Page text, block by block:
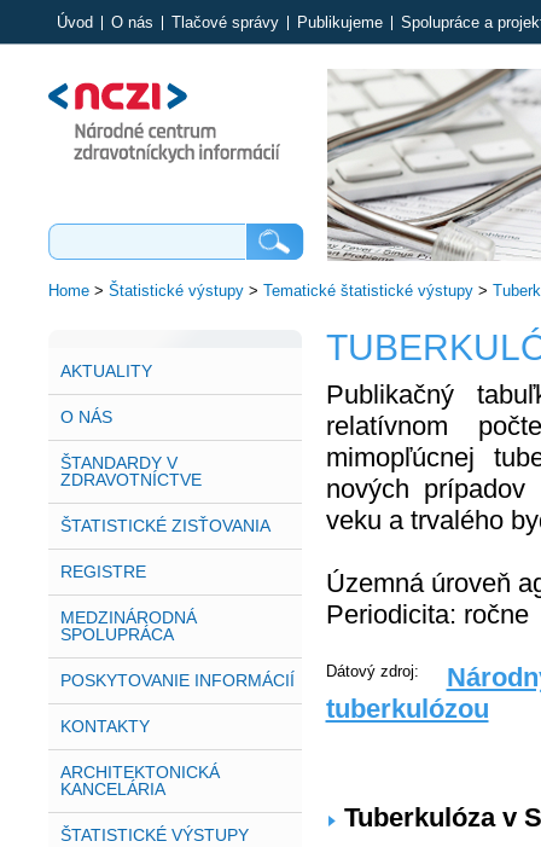
Úvod O nás Tlačové správy Publikujeme Spolupráce a
Home> Štatistické výstupy> Tematické štatistické výstupy>
AKTUALITY
O NÁS
ŠTANDARDY V
ZDRAVOTNÍCTVE
ŠTATISTICKÉ ZISŤOVANIA
REGISTRE
MEDZINÁRODNÁ
SPOLUPRÁCA
POSKYTOVANIE INFORMÁCIÍ
KONTAKTY
ARCHITEKTONICKÁ
KANCELÁRIA
ŠTATISTICKÉ VÝSTUPY
Publikačný
relatívnom
mimopľúcnej
nových
veku a trvalého
Územná úroveň
Periodicita: ročne
Dátový zdroj:
tuberkulózou
Tuberkulóza v